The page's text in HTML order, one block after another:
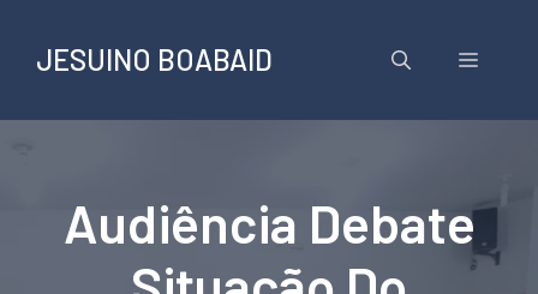
conteúdo
JESUINO BOABAID Menu
Audiência Debate